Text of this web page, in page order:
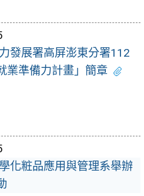
發展署高屏澎東分署112
業準備力計畫」簡章
化粧品應用與管理系舉辦